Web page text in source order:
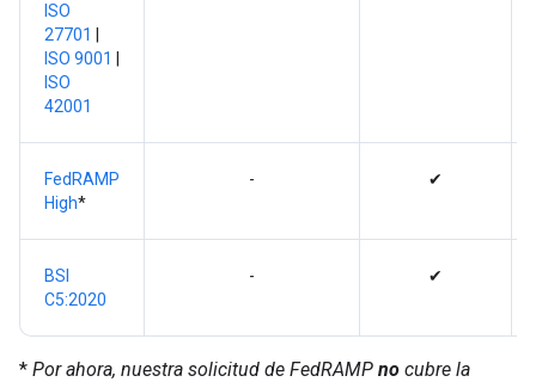
ISO
27701
ISO 9001
ISO
42001
FedRAMP
High*
- ✔
BSI
C5:2020
- ✔
* Por ahora, nuestra solicitud de FedRAMP no cubre la